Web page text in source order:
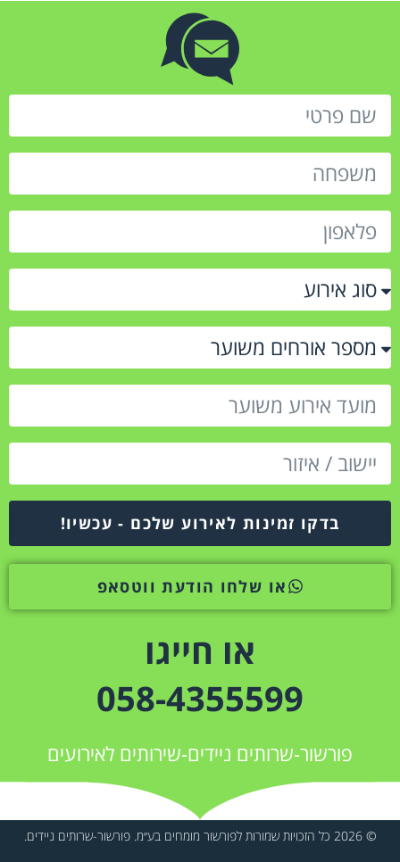
בדקו זמינות לאירוע שלכם - עכשיו!
או שלחו הודעת ווטסאפ
או חייגו
058-4355599
פורשור-שרותים ניידים-שירותים לאירועים
© 2026 כל הזכויות שמורות לפורשור מומחים בע״מ. פורשור-שרותים ניידים.